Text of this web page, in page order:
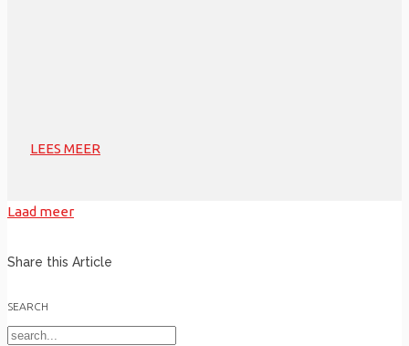
LEES MEER
Laad meer
Share this Article
SEARCH
Search